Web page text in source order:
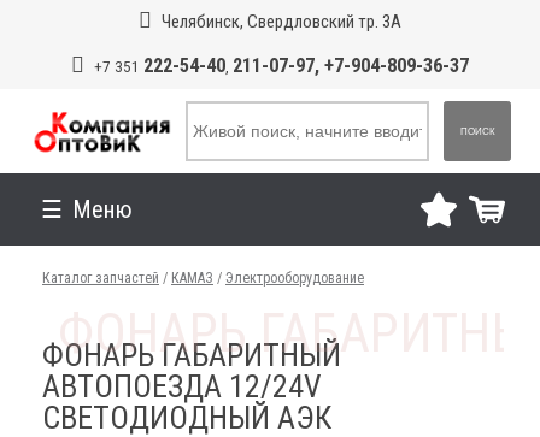
Челябинск, Свердловский тр. 3А
+7 351 222-54-40, 211-07-97, +7-904-809-36-37
ПОИСК
Меню
Каталог запчастей / КАМАЗ / Электрооборудование
ФОНАРЬ ГАБАРИТНЫЙ
АВТОПОЕЗДА 12/24V
СВЕТОДИОДНЫЙ АЭК